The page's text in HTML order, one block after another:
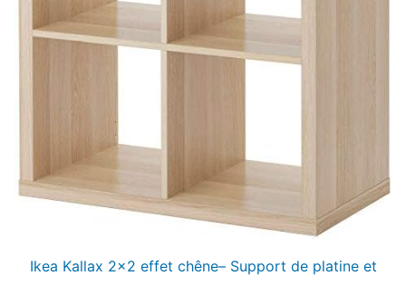
Ikea Kallax 2×2 effet chêne– Support de platine et